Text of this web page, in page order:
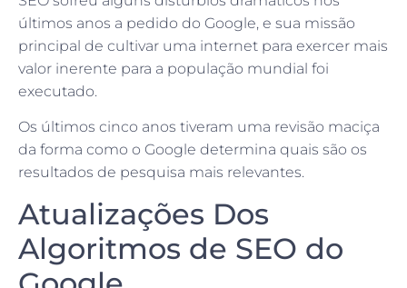
últimos anos a pedido do Google, e sua missão
principal de cultivar uma internet para exercer mais
valor inerente para a população mundial foi
executado.
Os últimos cinco anos tiveram uma revisão maciça
da forma como o Google determina quais são os
resultados de pesquisa mais relevantes.
Atualizações Dos
Algoritmos de SEO do